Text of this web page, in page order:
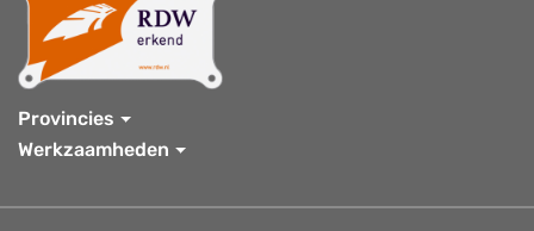
Provincies
Werkzaamheden